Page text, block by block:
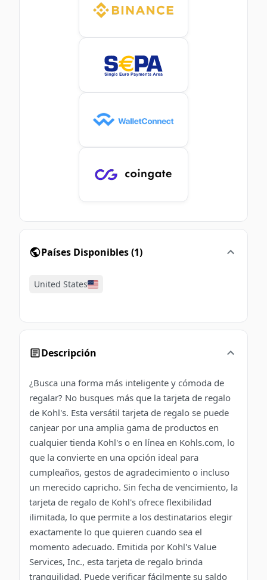
Países Disponibles(1)
United States
Descripción
¿Busca una forma más inteligente y cómoda de
regalar? No busques más que la tarjeta de regalo
de Kohl's. Esta versátil tarjeta de regalo se puede
canjear por una amplia gama de productos en
cualquier tienda Kohl's o en línea en Kohls.com, lo
que la convierte en una opción ideal para
cumpleaños, gestos de agradecimiento o incluso
un merecido capricho. Sin fecha de vencimiento, la
tarjeta de regalo de Kohl's ofrece flexibilidad
ilimitada, lo que permite a los destinatarios elegir
exactamente lo que quieren cuando sea el
momento adecuado. Emitida por Kohl's Value
Services, Inc., esta tarjeta de regalo brinda
tranquilidad. Puede verificar fácilmente su saldo